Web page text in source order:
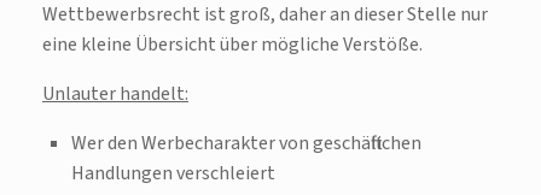
Wettbewerbsrecht ist groß, daher an dieser Stelle nur
eine kleine Übersicht über mögliche Verstöße.
Unlauter handelt:
Wer den Werbecharakter von geschäftlichen
Handlungen verschleiert